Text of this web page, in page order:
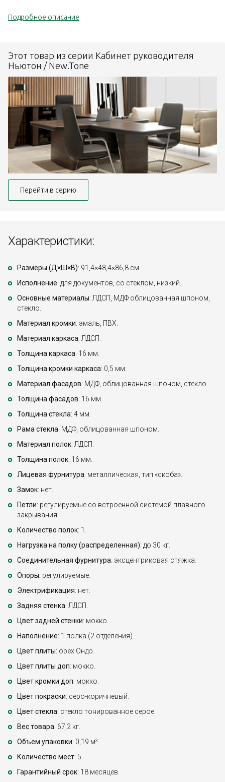
Подробное описание
Этот товар из серии Кабинет руководителя
Ньютон / New.Tone
Перейти в серию
Характеристики:
Размеры (Д×Ш×В): 91,4×48,4×86,8 см.
Исполнение: для документов, со стеклом, низкий.
Основные материалы: ЛДСП, МДФ облицованная шпоном,
стекло.
Материал кромки: эмаль, ПВХ.
Материал каркаса: ЛДСП.
Толщина каркаса: 16 мм.
Толщина кромки каркаса: 0,5 мм.
Материал фасадов: МДФ, облицованная шпоном, стекло.
Толщина фасадов: 16 мм.
Толщина стекла: 4 мм.
Рама стекла: МДФ, облицованная шпоном.
Материал полок: ЛДСП.
Толщина полок: 16 мм.
Лицевая фурнитура: металлическая, тип «скоба».
Замок: нет.
Петли: регулируемые со встроенной системой плавного
закрывания.
Количество полок: 1.
Нагрузка на полку (распределенная): до 30 кг.
Соединительная фурнитура: эксцентриковая стяжка.
Опоры: регулируемые.
Электрификация: нет.
Задняя стенка: ЛДСП.
Цвет задней стенки: мокко.
Наполнение: 1 полка (2 отделения).
Цвет плиты: орех Ондо.
Цвет плиты доп: мокко.
Цвет кромки доп: мокко.
Цвет покраски: серо-коричневый.
Цвет стекла: стекло тонированное серое.
Вес товара: 67,2 кг.
Объем упаковки: 0,19 м3 .
Количество мест: 5.
Гарантийный срок: 18 месяцев.